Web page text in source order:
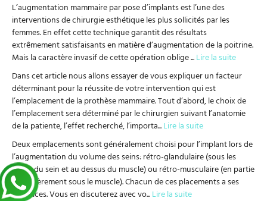
L’augmentation mammaire par pose d’implants est l’une des
interventions de chirurgie esthétique les plus sollicités par les
femmes. En effet cette technique garantit des résultats
extrêmement satisfaisants en matière d’augmentation de la poitrine.
Mais la caractère invasif de cette opération oblige...Lire la suite
Dans cet article nous allons essayer de vous expliquer un facteur
déterminant pour la réussite de votre intervention qui est
l’emplacement de la prothèse mammaire. Tout d’abord, le choix de
l’emplacement sera déterminé par le chirurgien suivant l’anatomie
de la patiente, l’effet recherché, l’importa...Lire la suite
Deux emplacements sont généralement choisi pour l’implant lors de
l’augmentation du volume des seins: rétro-glandulaire (sous les
tissus du sein et au dessus du muscle) ou rétro-musculaire (en partie
ou entièrement sous le muscle). Chacun de ces placements a ses
bénéfices. Vous en discuterez avec vo...Lire la suite